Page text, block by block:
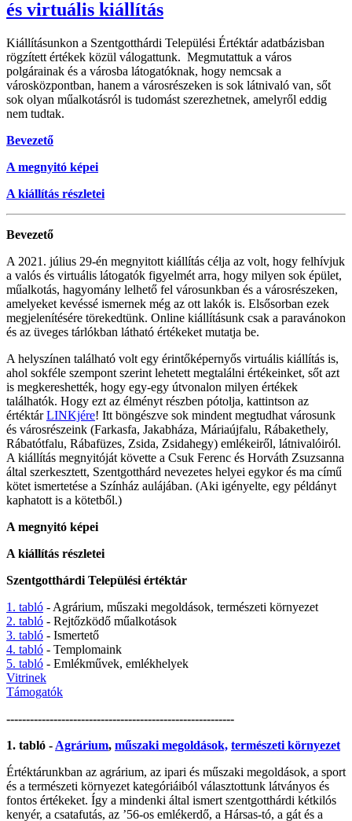
és virtuális kiállítás
Kiállításunkon a Szentgotthárdi Települési Értéktár adatbázisban
rögzített értékek közül válogattunk. Megmutattuk a város
polgárainak és a városba látogatóknak, hogy nemcsak a
városközpontban, hanem a városrészeken is sok látnivaló van, sőt
sok olyan műalkotásról is tudomást szerezhetnek, amelyről eddig
nem tudtak.
Bevezető
A megnyitó képei
A kiállítás részletei
Bevezető
A 2021. július 29-én megnyitott kiállítás célja az volt, hogy felhívjuk
a valós és virtuális látogatók figyelmét arra, hogy milyen sok épület,
műalkotás, hagyomány lelhető fel városunkban és a városrészeken,
amelyeket kevéssé ismernek még az ott lakók is. Elsősorban ezek
megjelenítésére törekedtünk. Online kiállításunk csak a paravánokon
és az üveges tárlókban látható értékeket mutatja be.
A helyszínen található volt egy érintőképernyős virtuális kiállítás is,
ahol sokféle szempont szerint lehetett megtalálni értékeinket, sőt azt
is megkereshették, hogy egy-egy útvonalon milyen értékek
találhatók. Hogy ezt az élményt részben pótolja, kattintson az
értéktárLINKjére! Itt böngészve sok mindent megtudhat városunk
és városrészeink (Farkasfa, Jakabháza, Máriaújfalu, Rábakethely,
Rábatótfalu, Rábafüzes, Zsida, Zsidahegy) emlékeiről, látnivalóiról.
A kiállítás megnyitóját követte a Csuk Ferenc és Horváth Zsuzsanna
által szerkesztett, Szentgotthárd nevezetes helyei egykor és ma című
kötet ismertetése a Színház aulájában. (Aki igényelte, egy példányt
kaphatott is a kötetből.)
A megnyitó képei
A kiállítás részletei
Szentgotthárdi Települési értéktár
1. tabló - Agrárium, műszaki megoldások, természeti környezet
2. tabló - Rejtőzködő műalkotások
3. tabló - Ismertető
4. tabló - Templomaink
5. tabló - Emlékművek, emlékhelyek
Vitrinek
Támogatók
----------------------------------------------------------
1. tabló - Agrárium, műszaki megoldások, természeti környezet
Értéktárunkban az agrárium, az ipari és műszaki megoldások, a sport
és a természeti környezet kategóriáiból választottunk látványos és
fontos értékeket. Így a mindenki által ismert szentgotthárdi kétkilós
kenyér, a csatafutás, az ’56-os emlékerdő, a Hársas-tó, a gát és a